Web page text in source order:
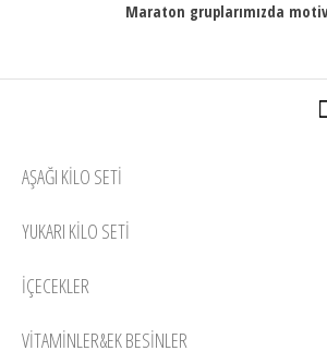
Maraton gruplarımızda
AŞAĞI KILO SETI
YUKARI KILO SETI
İÇECEKLER
VITAMINLER&EK BESINLER